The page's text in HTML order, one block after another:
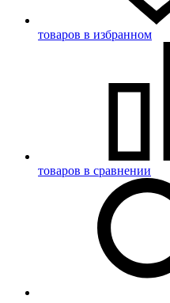
товаров в избранном
товаров в сравнении